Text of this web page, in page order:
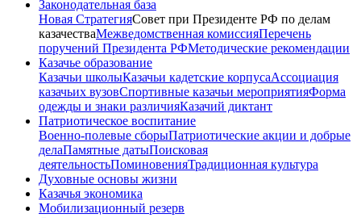
Законодательная база
Новая СтратегияСовет при Президенте РФ по делам
казачестваМежведомственная комиссияПеречень
поручений Президента РФМетодические рекомендации
Казачье образование
Казачьи школыКазачьи кадетские корпусаАссоциация
казачьих вузовСпортивные казачьи мероприятияФорма
одежды и знаки различияКазачий диктант
Патриотическое воспитание
Военно-полевые сборыПатриотические акции и добрые
делаПамятные датыПоисковая
деятельностьПоминовенияТрадиционная культура
Духовные основы жизни
Казачья экономика
Мобилизационный резерв